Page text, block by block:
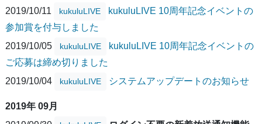
2019/10/11 kukuluLIVE
kukuluLIVE 10周年記念イベントの
参加賞を付与しました
2019/10/05
kukuluLIVE
kukuluLIVE 10周年記念イベントの
ご応募は締め切りました
2019/10/04
kukuluLIVE システムアップデートのお知らせ
2019年 09月